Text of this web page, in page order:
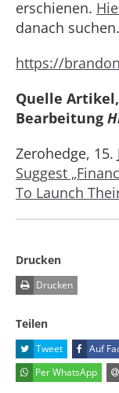
erschienen.
danach
https://
Quelle
Bearbeitung
Zerohedge, 15.
Suggest
To Launch
Drucken
Drucken
Teilen
Tweet Auf
Per WhatsApp